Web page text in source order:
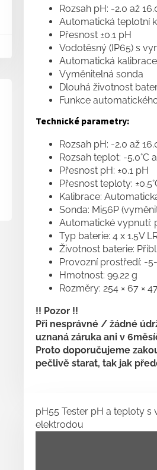
Rozsah pH: -2.0 až
Automatická teplotní
Přesnost ±0.1 pH
Vodotěsný (IP65) s
Automatická
Vyměnitelná sonda
Dlouhá životnost
Funkce
Technické parametry:
Rozsah pH: -2.0 až
Rozsah teplot: -5.0°C
Přesnost pH: ±0.1 pH
Přesnost teploty:
Kalibrace:
Sonda: Mi56P
Automatické vypnutí:
Typ baterie: 4 x 1.5V
Životnost baterie:
Provozní prostředí: -
Hmotnost: 99.22 g
Rozměry: 254 × 67 ×
!! Pozor !!
Při nesprávné / žádné
uznaná záruka ani v
Proto doporučujeme
pečlivě starat, tak jak